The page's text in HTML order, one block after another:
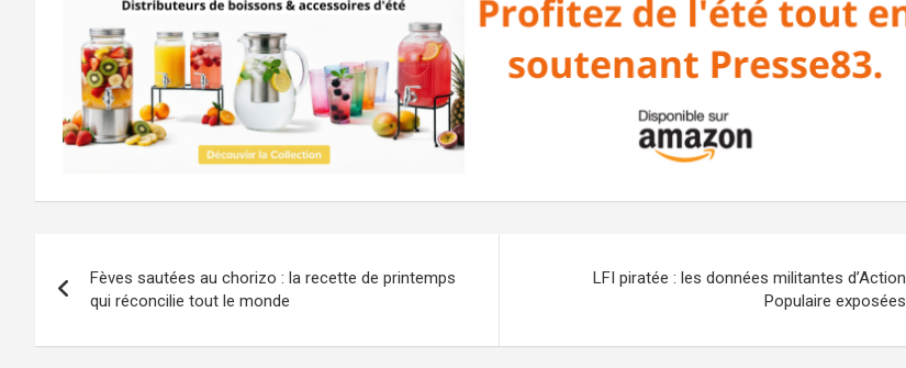
de
l’article
Fèves sautées au chorizo : la recette de printemps
qui réconcilie tout le monde
LFI piratée : les données militantes d’Action
Populaire exposées